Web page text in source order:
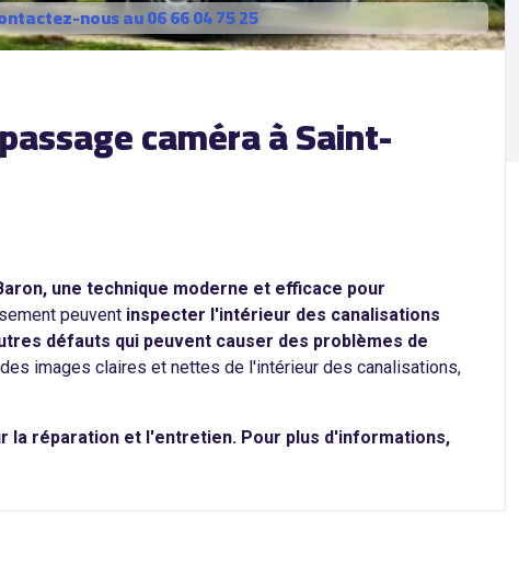
nous au 06 66 04 75 25
caméra à Saint-
une technique moderne et efficace pour
peuvent inspecter l'intérieur des canalisations
défauts qui peuvent causer des problèmes de
images claires et nettes de l'intérieur des canalisations,
la réparation et l'entretien. Pour plus d'informations,